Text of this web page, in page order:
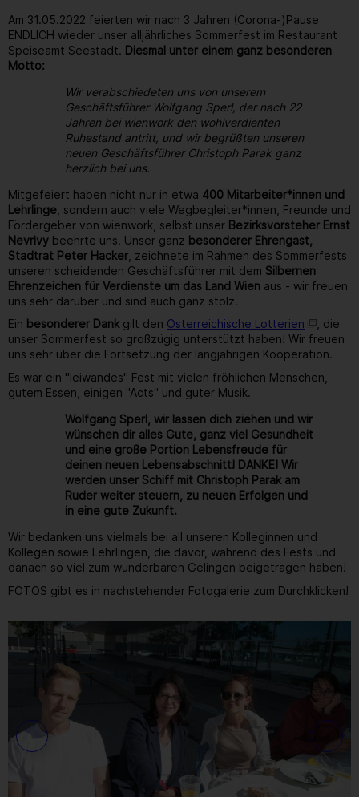
Am 31.05.2022 feierten wir nach 3 Jahren (Corona-)Pause
ENDLICH wieder unser alljährliches Sommerfest im Restaurant
Speiseamt Seestadt. Diesmal unter einem ganz besonderen
Motto:
Wir verabschiedeten uns von unserem
Geschäftsführer Wolfgang Sperl, der nach 22
Jahren bei wienwork den wohlverdienten
Ruhestand antritt, und wir begrüßten unseren
neuen Geschäftsführer Christoph Parak ganz
herzlich bei uns.
Mitgefeiert haben nicht nur in etwa 400 Mitarbeiter*innen und
Lehrlinge , sondern auch viele Wegbegleiter*innen, Freunde und
Fördergeber von wienwork, selbst unser Bezirksvorsteher Ernst
Nevrivy beehrte uns. Unser ganz besonderer Ehrengast,
Stadtrat Peter Hacker , zeichnete im Rahmen des Sommerfests
unseren scheidenden Geschäftsführer mit dem Silbernen
Ehrenzeichen für Verdienste um das Land Wien aus - wir freuen
uns sehr darüber und sind auch ganz stolz.
Ein besonderer Dank gilt den Österreichische Lotterien
, die
unser Sommerfest so großzügig unterstützt haben! Wir freuen
uns sehr über die Fortsetzung der langjährigen Kooperation.
Es war ein "leiwandes" Fest mit vielen fröhlichen Menschen,
gutem Essen, einigen "Acts" und guter Musik.
Wolfgang Sperl, wir lassen dich ziehen und wir
wünschen dir alles Gute, ganz viel Gesundheit
und eine große Portion Lebensfreude für
deinen neuen Lebensabschnitt! DANKE! Wir
werden unser Schiff mit Christoph Parak am
Ruder weiter steuern, zu neuen Erfolgen und
in eine gute Zukunft.
Wir bedanken uns vielmals bei all unseren Kolleginnen und
Kollegen sowie Lehrlingen, die davor, während des Fests und
danach so viel zum wunderbaren Gelingen beigetragen haben!
FOTOS gibt es in nachstehender Fotogalerie zum Durchklicken!
99/ 264